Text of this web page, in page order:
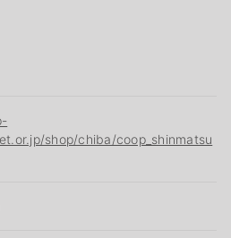
shop/chiba/coop_shinmatsu